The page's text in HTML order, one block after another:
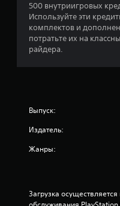
500 внутриигровых
Используйте эти
комплектов и
потратьте их на
райдера.
Выпуск:
Издатель:
Жанры:
Загрузка